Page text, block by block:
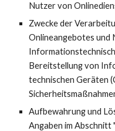
Nutzer von
Zwecke der
Onlineangebotes und
Bereitstellung von
technischen Geräten
Aufbewahrung und
Angaben im